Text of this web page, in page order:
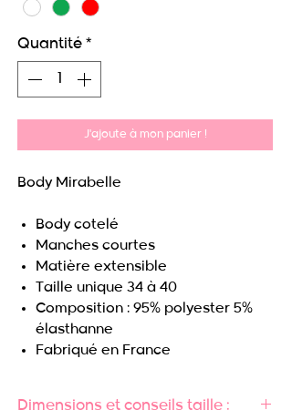
Quantité *
J'ajoute à mon panier !
Body Mirabelle
Body cotelé
Manches courtes
Matière extensible
Taille unique 34 à 40
Composition : 95% polyester 5%
élasthanne
Fabriqué en France
Dimensions et conseils taille :